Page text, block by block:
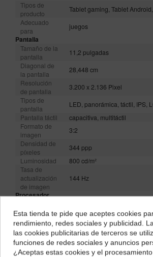
Tipos de
producto
Tablet gaming, Tablet
Adecuado
para
juegos
Pantalla
Tamaño de la
pantalla
11,2 pulgadas
Diagonal de
la pantalla
28,448 cm
Resolución
de pantalla
3.200 x 2.136 Pixel
Tipos de
pantalla
LED, panorámica, táctil, IPS,
Pantalla táctil
capacitiva, multitáctil
Formato de
imagen
3:2
Densidad de
píxeles
344 ppp
Luminosidad
800 cd/m²
Tasa de
actualización
de imagen
144 Hz
Procesador
del reloj
Núcleo del
procesador
Octa-Core
Núcleos del
procesador
8 núcleos
¿Dónde deseas recibir
Selecciona tu ubicación para mostrarte
impuestos correctos para tu
Esta tienda te pide que aceptes cookies
rendimiento, redes sociales y publicidad.
las cookies publicitarias de terceros se
funciones de redes sociales y anuncios
¿Aceptas estas cookies y el